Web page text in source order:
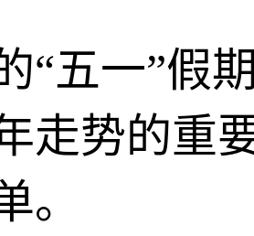
“五一”假
走势的重
。